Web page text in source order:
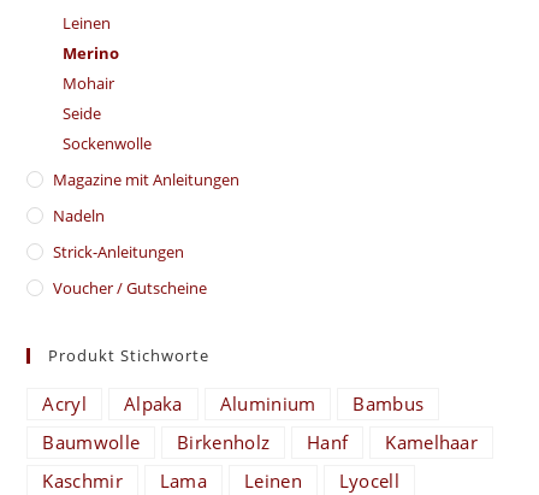
Leinen
Merino
Mohair
Seide
Sockenwolle
Magazine mit Anleitungen
Nadeln
Strick-Anleitungen
Voucher / Gutscheine
Produkt Stichworte
Acryl Alpaka Aluminium
Bambus
Baumwolle
Birkenholz Hanf
Kamelhaar
Kaschmir
Lama Leinen
Lyocell